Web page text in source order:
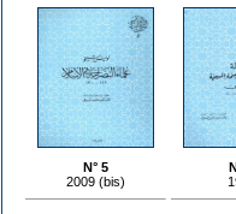
N° 5
2009 (bis)